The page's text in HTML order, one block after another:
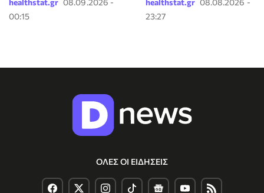
healthstat.gr 08.09.2026 -
00:15
healthstat.gr 08.08.2026 -
23:27
ΟΛΕΣ ΟΙ ΕΙΔΗΣΕΙΣ